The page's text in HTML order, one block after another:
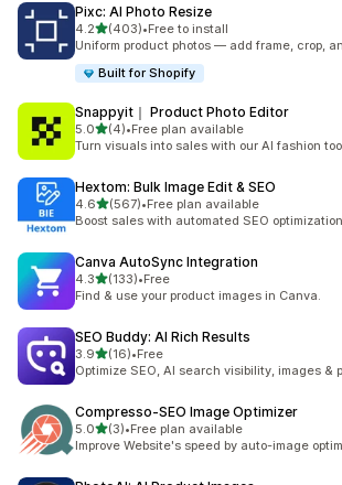
Pixc: AI Photo Resize
4.2별 5개 중
(403)
총 리뷰 403개
•Free to install
Uniform product photos — add frame, crop,
Built for Shopify
Snappyit｜ Product Photo Editor
5.0별 5개 중
(4)
총 리뷰 4개
•Free plan available
Turn visuals into sales with our AI fashion
Hextom: Bulk Image Edit & SEO
4.6별 5개 중
(567)
총 리뷰 567개
•Free plan available
Boost sales with automated SEO
Canva AutoSync Integration
4.3별 5개 중
(133)
총 리뷰 133개
•Free
Find & use your product images in Canva.
SEO Buddy: AI Rich Results
3.9별 5개 중
(16)
총 리뷰 16개
•Free
Optimize SEO, AI search visibility, images &
Compresso‑SEO Image Optimizer
5.0별 5개 중
(3)
총 리뷰 3개
•Free plan available
Improve Website's speed by auto-image